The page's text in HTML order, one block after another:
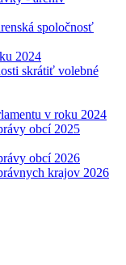
spoločnosť
2024
skrátiť volebné
v roku 2024
obcí 2025
obcí 2026
krajov 2026